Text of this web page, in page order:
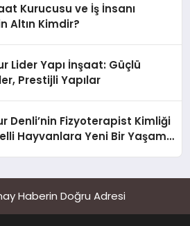
Kurucusu ve İş İnsanı
Altın Kimdir?
Lider Yapı İnşaat: Güçlü
Prestijli Yapılar
Denli’nin Fizyoterapist Kimliği
Hayvanlara Yeni Bir Yaşam
Haberin Doğru Adresi